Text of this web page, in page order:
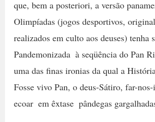
que, bem a posteriori, a versão
Olimpíadas (jogos desportivos,
realizados em culto aos deuses) tenha
Pandemonizada  à seqüência do Pan
uma das finas ironias da qual a
Fosse vivo Pan, o deus-Sátiro, far-
ecoar  em êxtase  pândegas